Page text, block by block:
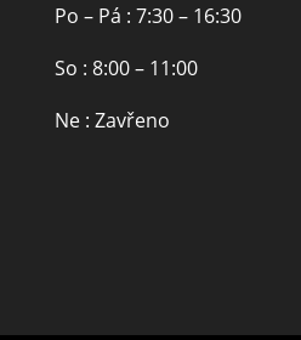
Po – Pá : 7:30 – 16:30
So : 8:00 – 11:00
Ne : Zavřeno